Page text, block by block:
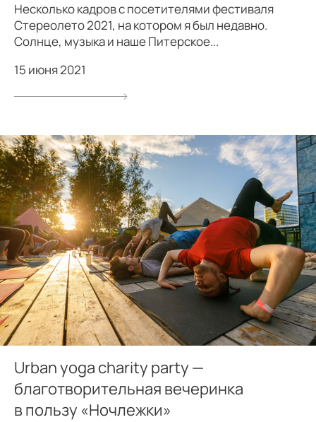
Несколько кадров с посетителями фестиваля
Стереолето 2021, на котором я был недавно.
Солнце, музыка и наше Питерское...
15 июня 2021
Urban yoga charity party —
благотворительная вечеринка
в пользу «Ночлежки»